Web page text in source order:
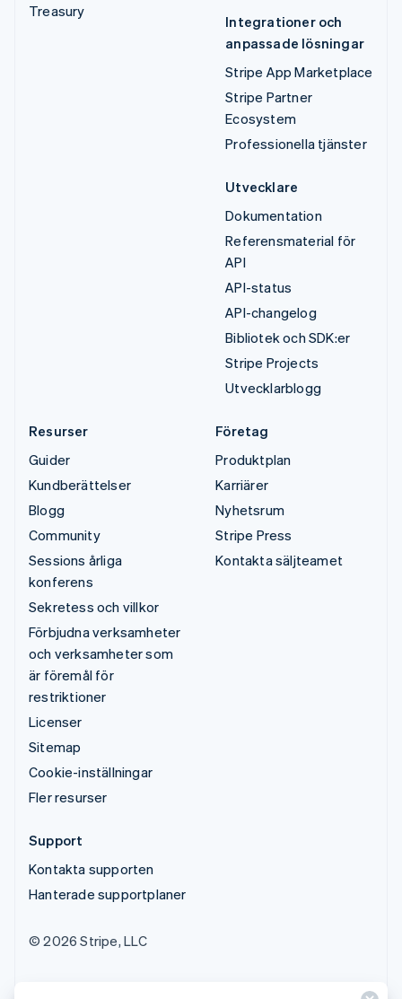
Treasury
Integrationer och
anpassade lösningar
Stripe App Marketplace
Stripe Partner
Ecosystem
Professionella tjänster
Utvecklare
Dokumentation
Referensmaterial för
API
API-status
API-changelog
Bibliotek och SDK:er
Stripe Projects
Utvecklarblogg
Resurser
Guider
Kundberättelser
Blogg
Community
Sessions årliga
konferens
Sekretess och villkor
Förbjudna verksamheter
och verksamheter som
är föremål för
restriktioner
Licenser
Sitemap
Cookie-inställningar
Fler resurser
Företag
Produktplan
Karriärer
Nyhetsrum
Stripe Press
Kontakta säljteamet
Support
Kontakta supporten
Hanterade supportplaner
© 2026 Stripe, LLC